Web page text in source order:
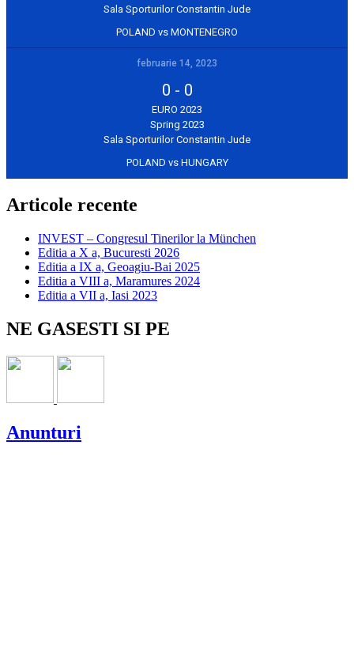
Sala Sporturilor Constantin Jude
POLAND vs MONTENEGRO
februarie 14, 2023
0 - 0
EURO 2023
Spring 2023
Sala Sporturilor Constantin Jude
POLAND vs HUNGARY
Articole recente
INVEST – Congresul Tinerilor la München
Editia a X a, Bucuresti 2026
Editia a IX a, Geoagiu-Bai 2025
Editia a VIII a, Maramures 2024
Editia a VII a, Iasi 2023
NE GASESTI SI PE
Anunturi